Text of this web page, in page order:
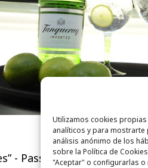
Utilizamos cookies
analíticos y para
análisis anónimo de los
sobre la Política de
"Aceptar" o configurarlas
- Passenger (C/Pez 16)